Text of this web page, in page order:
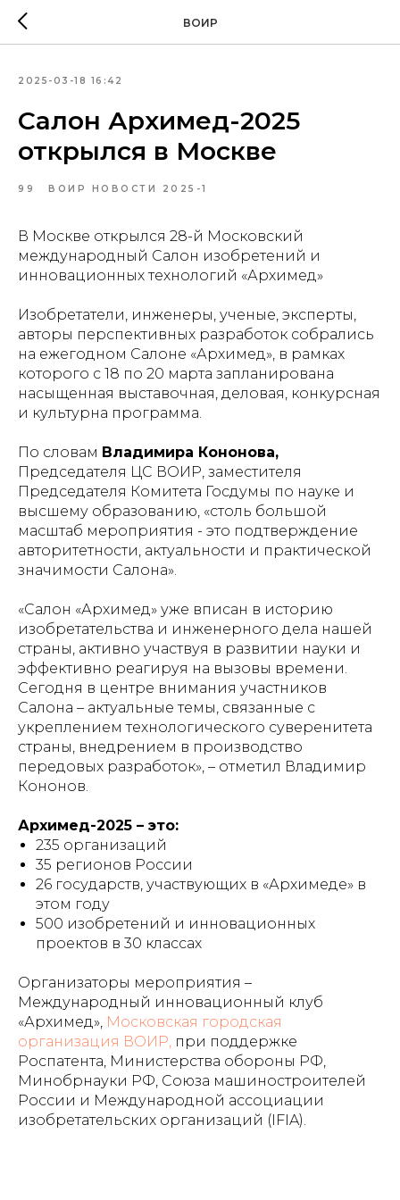
ВОИР
2025-03-18 16:42
Салон Архимед-2025
открылся в Москве
99 ВОИР НОВОСТИ 2025-1
В Москве открылся 28-й Московский
международный Салон изобретений и
инновационных технологий «Архимед»
Изобретатели, инженеры, ученые, эксперты,
авторы перспективных разработок собрались
на ежегодном Салоне «Архимед», в рамках
которого с 18 по 20 марта запланирована
насыщенная выставочная, деловая, конкурсная
и культурна программа.
По словам Владимира Кононова,
Председателя ЦС ВОИР, заместителя
Председателя Комитета Госдумы по науке и
высшему образованию, «столь большой
масштаб мероприятия - это подтверждение
авторитетности, актуальности и практической
значимости Салона».
«Салон «Архимед» уже вписан в историю
изобретательства и инженерного дела нашей
страны, активно участвуя в развитии науки и
эффективно реагируя на вызовы времени.
Сегодня в центре внимания участников
Салона – актуальные темы, связанные с
укреплением технологического суверенитета
страны, внедрением в производство
передовых разработок», – отметил Владимир
Кононов.
Архимед-2025 – это:
235 организаций
35 регионов России
26 государств, участвующих в «Архимеде» в
этом году
500 изобретений и инновационных
проектов в 30 классах
Организаторы мероприятия –
Международный инновационный клуб
«Архимед», Московская городская
организация ВОИР, при поддержке
Роспатента, Министерства обороны РФ,
Минобрнауки РФ, Союза машиностроителей
России и Международной ассоциации
изобретательских организаций (IFIA).